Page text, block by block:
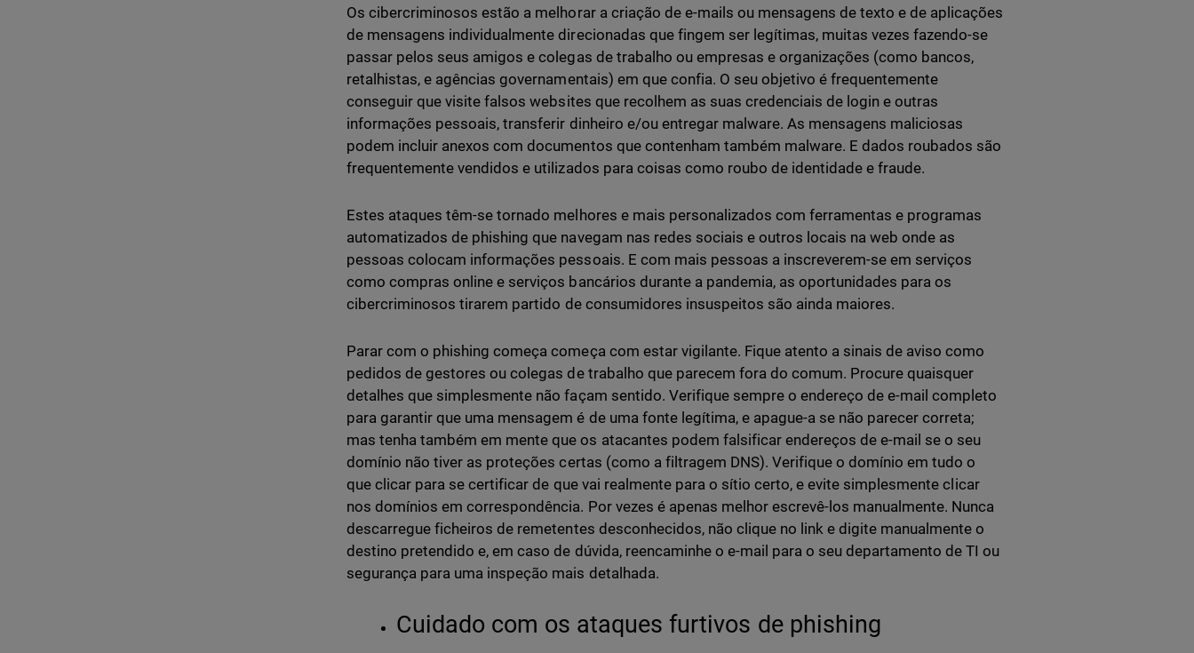
Os cibercriminosos estão a melhorar a criação de e-mails ou mensagens de texto e de aplicações
de mensagens individualmente direcionadas que fingem ser legítimas, muitas vezes fazendo-se
passar pelos seus amigos e colegas de trabalho ou empresas e organizações (como bancos,
retalhistas, e agências governamentais) em que confia. O seu objetivo é frequentemente
conseguir que visite falsos websites que recolhem as suas credenciais de login e outras
informações pessoais, transferir dinheiro e/ou entregar malware. As mensagens maliciosas
podem incluir anexos com documentos que contenham também malware. E dados roubados são
frequentemente vendidos e utilizados para coisas como roubo de identidade e fraude.
Estes ataques têm-se tornado melhores e mais personalizados com ferramentas e programas
automatizados de phishing que navegam nas redes sociais e outros locais na web onde as
pessoas colocam informações pessoais. E com mais pessoas a inscreverem-se em serviços
como compras online e serviços bancários durante a pandemia, as oportunidades para os
cibercriminosos tirarem partido de consumidores insuspeitos são ainda maiores.
Parar com o phishing começa começa com estar vigilante. Fique atento a sinais de aviso como
pedidos de gestores ou colegas de trabalho que parecem fora do comum. Procure quaisquer
detalhes que simplesmente não façam sentido. Verifique sempre o endereço de e-mail completo
para garantir que uma mensagem é de uma fonte legítima, e apague-a se não parecer correta;
mas tenha também em mente que os atacantes podem falsificar endereços de e-mail se o seu
domínio não tiver as proteções certas (como a filtragem DNS). Verifique o domínio em tudo o
que clicar para se certificar de que vai realmente para o sítio certo, e evite simplesmente clicar
nos domínios em correspondência. Por vezes é apenas melhor escrevê-los manualmente. Nunca
descarregue ficheiros de remetentes desconhecidos, não clique no link e digite manualmente o
destino pretendido e, em caso de dúvida, reencaminhe o e-mail para o seu departamento de TI ou
segurança para uma inspeção mais detalhada.
Cuidado com os ataques furtivos de phishing